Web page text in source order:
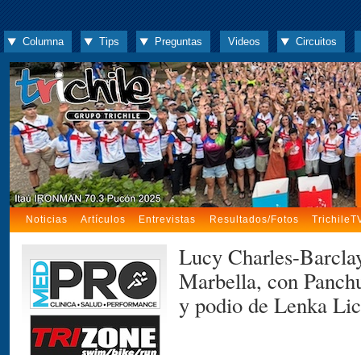
Columna Tips Preguntas Videos Circuitos
Noticias Artículos Entrevistas Resultados/Fotos
Lucy Charles-
Marbella, con
y podio de Lenka